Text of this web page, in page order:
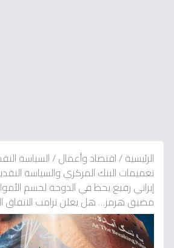
الرئيسية/اقتصاد وأعمال/السياسة
تعميمات البنك المركزي والسياسة
إيراني رفيع يحط في الدوحة لحسم
مضيق هرمز… هل يعلن ترامب الاتفاق